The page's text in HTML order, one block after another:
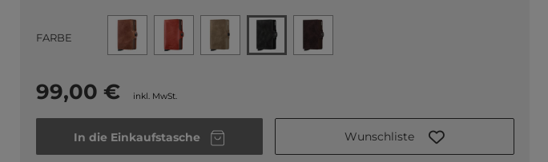
FARBE
99,00 € inkl. MwSt.
In die Einkaufstasche Wunschliste